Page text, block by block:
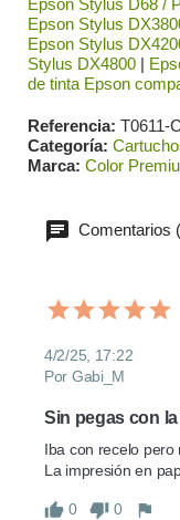
Epson Stylus
Epson Stylus
Stylus DX4800 |
de tinta Epson
Referencia T0611-
Categoría
Marca Color
Comentarios
4/2/25, 17:22
Por Gabi_M
Sin pegas con
Iba con recelo pero
La impresión en
0 0